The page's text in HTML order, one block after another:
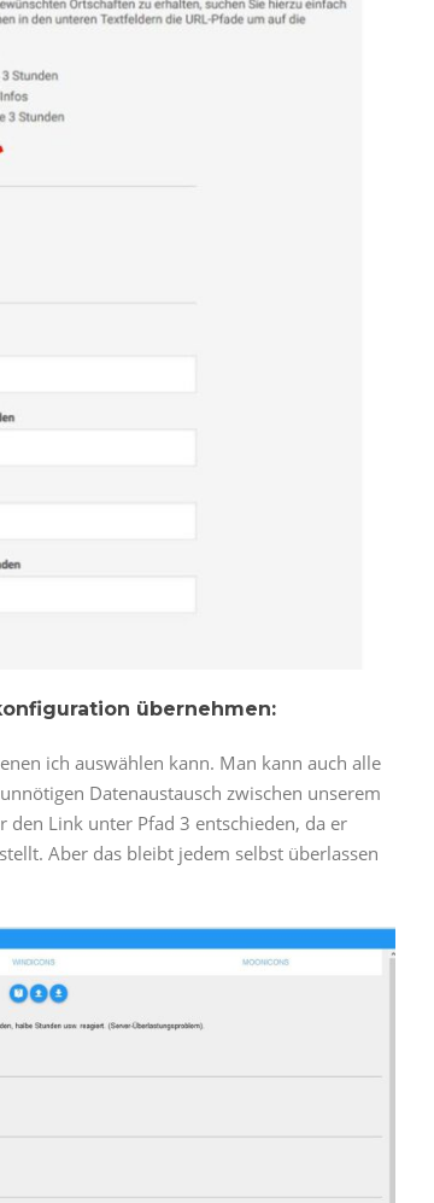
übernehmen:
ich auswählen kann. Man kann auch alle
Datenaustausch zwischen unserem
den Link unter Pfad 3 entschieden, da er
Aber das bleibt jedem selbst überlassen